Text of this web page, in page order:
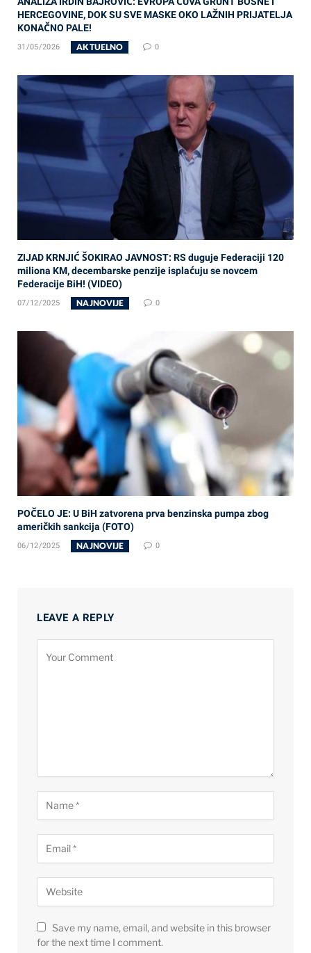
HERCEGOVINE, DOK SU SVE MASKE OKO LAŽNIH PRIJATELJA
KONAČNO PALE!
31/05/2026 AKTUELNO 0
ZIJAD KRNJIĆ ŠOKIRAO JAVNOST: RS duguje Federaciji 120
miliona KM, decembarske penzije isplaćuju se novcem
Federacije BiH! (VIDEO)
07/12/2025 NAJNOVIJE 0
POČELO JE: U BiH zatvorena prva benzinska pumpa zbog
američkih sankcija (FOTO)
06/12/2025 NAJNOVIJE 0
LEAVE A REPLY
Save my name, email, and website in this browser
for the next time I comment.